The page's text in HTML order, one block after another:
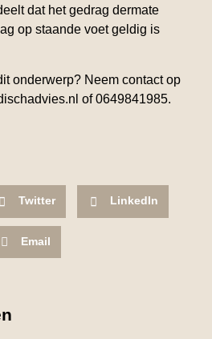
dat het gedrag dermate
op staande voet geldig is
onderwerp? Neem contact op
of 0649841985.
Twitter LinkedIn
Email